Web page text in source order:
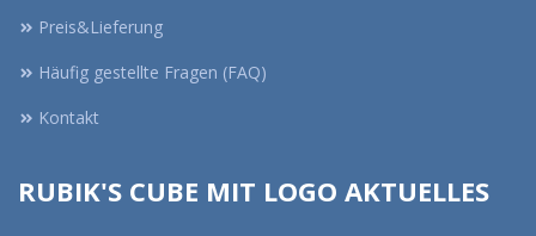
Preis&Lieferung
Häufig gestellte Fragen (FAQ)
Kontakt
RUBIK'S CUBE MIT LOGO AKTUELLES